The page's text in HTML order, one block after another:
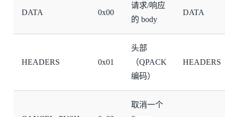
DATA 0x00
请求/响应
的 body
DATA
HEADERS 0x01
头部
（QPACK
编码）
HEADERS
取消一个